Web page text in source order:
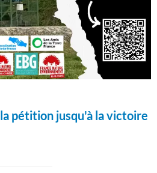
pétition jusqu'à la victoire